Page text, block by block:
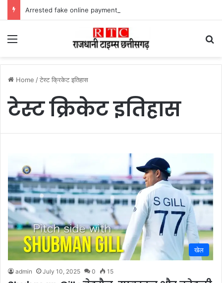
Menu
Home /टेस्ट क्रिकेट इतिहास
टेस्ट क्रिकेट इतिहास
खेल
admin July 10, 2025 0 15